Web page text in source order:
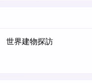
世界建物探訪